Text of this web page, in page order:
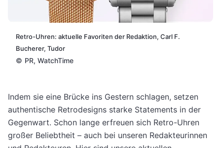
Retro-Uhren: aktuelle Favoriten der Redaktion, Carl F.
Bucherer, Tudor
© PR, WatchTime
Indem sie eine Brücke ins Gestern schlagen, setzen
authentische Retrodesigns starke Statements in der
Gegenwart. Schon lange erfreuen sich Retro-Uhren
großer Beliebtheit – auch bei unseren Redakteurinnen